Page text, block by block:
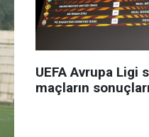
UEFA Avrupa Ligi
maçların sonuçları